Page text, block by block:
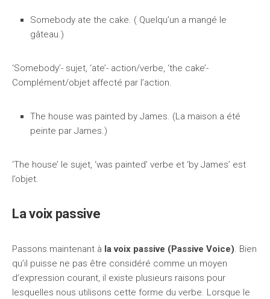
Somebody ate the cake. ( Quelqu’un a mangé le
gâteau.)
‘Somebody’- sujet, ‘ate’- action/verbe, ‘the cake’-
Complément/objet affecté par l’action.
The house was painted by James. (La maison a été
peinte par James.)
‘The house’ le sujet, ‘was painted’ verbe et ‘by James’ est
l’objet.
La voix passive
Passons maintenant à la voix passive (Passive Voice). Bien
qu’il puisse ne pas être considéré comme un moyen
d’expression courant, il existe plusieurs raisons pour
lesquelles nous utilisons cette forme du verbe. Lorsque le